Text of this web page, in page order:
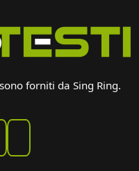
forniti da Sing Ring.